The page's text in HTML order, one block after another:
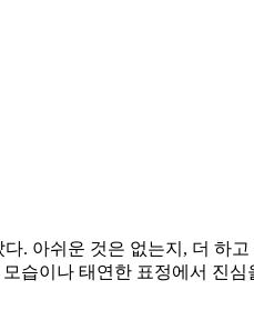
. 아쉬운 것은 없는지, 더 하
습이나 태연한 표정에서 진심